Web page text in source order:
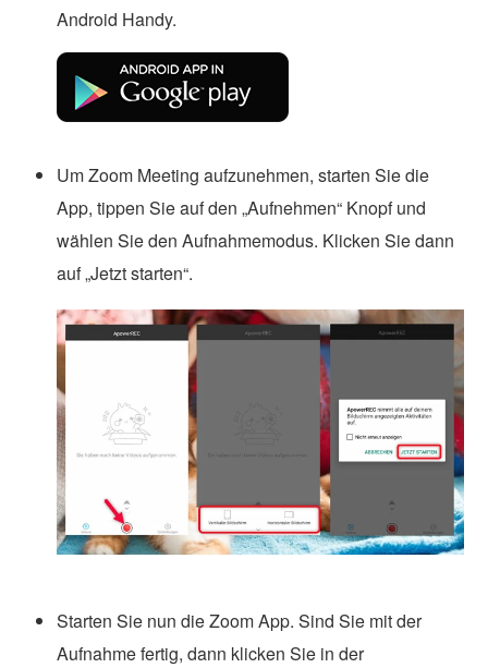
Android Handy.
Um Zoom Meeting aufzunehmen, starten Sie die
App, tippen Sie auf den „Aufnehmen“ Knopf und
wählen Sie den Aufnahmemodus. Klicken Sie dann
auf „Jetzt starten“.
Starten Sie nun die Zoom App. Sind Sie mit der
Aufnahme fertig, dann klicken Sie in der